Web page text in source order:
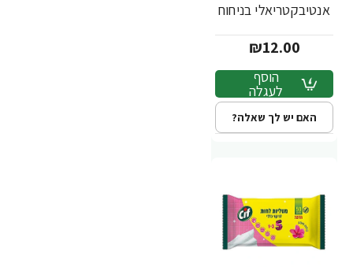
אנטיבקטריאלי בניחוח
- מבית CIF
₪12.00
הוסף
לעגלה
האם יש לך שאלה?